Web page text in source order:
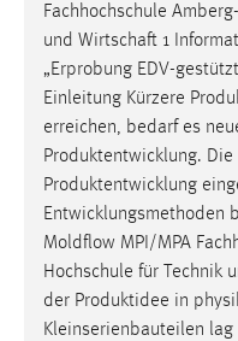
Fachhochschule
und Wirtschaft 1
„Erprobung EDV-
Einleitung Kürzere
erreichen, bedarf es
Produktentwicklung. Die
Produktentwicklung
Entwicklungsmethoden
Moldflow MPI/MPA
Hochschule für Technik
der Produktidee in
Kleinserienbauteilen lag